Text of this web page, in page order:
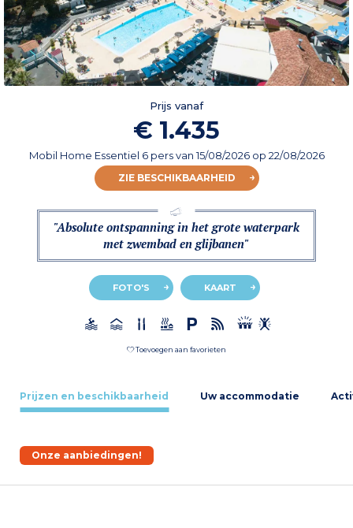
Prijs vanaf
€ 1.435
Mobil Home Essentiel 6 persvan15/08/2026op 22/08/2026
ZIE BESCHIKBAARHEID
"Absolute ontspanning in het grote waterpark
met zwembad en glijbanen"
FOTO'S KAART
Toevoegen aan favorieten
Prijzen en beschikbaarheid Uw accommodatie
Onze aanbiedingen!